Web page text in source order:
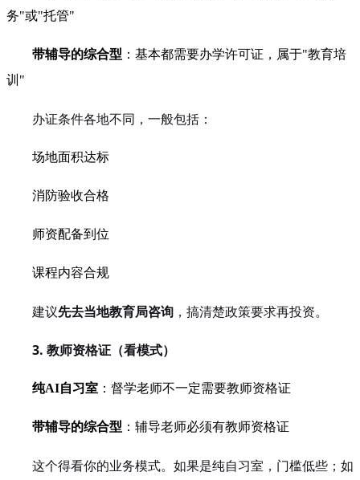
务"或"托管"
带辅导的综合型 ：基本都需要办学许可证，属于"教育培
训"
办证条件各地不同，一般包括：
场地面积达标
消防验收合格
师资配备到位
课程内容合规
建议先去当地教育局咨询 ，搞清楚政策要求再投资。
3. 教师资格证（看模式）
纯AI自习室 ：督学老师不一定需要教师资格证
带辅导的综合型 ：辅导老师必须有教师资格证
这个得看你的业务模式。如果是纯自习室，门槛低些；如